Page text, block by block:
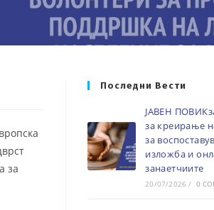
за
Последни Вести
ЈАВЕН
за креирање
за
изложба и
занаетчиите
20/07/2026 / 0